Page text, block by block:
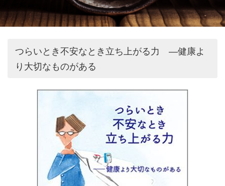
つらいとき不安なとき立ち上がる力 ―健康よ
り大切なものがある